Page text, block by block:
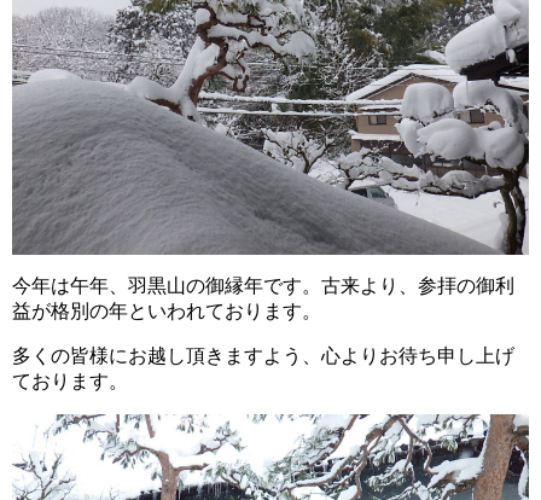
今年は午年、羽黒山の御縁年です。古来より、参拝の御利
益が格別の年といわれております。
多くの皆様にお越し頂きますよう、心よりお待ち申し上げ
ております。